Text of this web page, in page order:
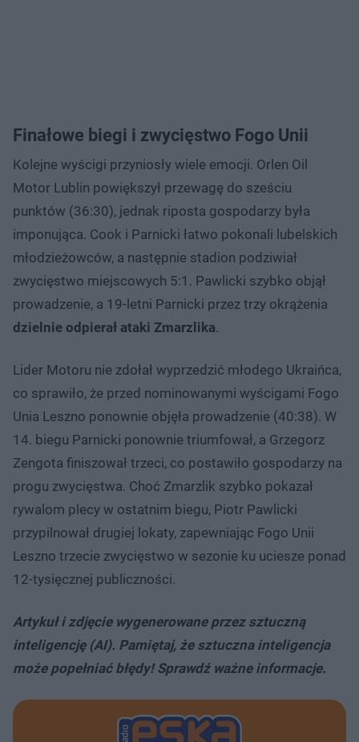
Finałowe biegi i zwycięstwo Fogo Unii
Kolejne wyścigi przyniosły wiele emocji. Orlen Oil
Motor Lublin powiększył przewagę do sześciu
punktów (36:30), jednak riposta gospodarzy była
imponująca. Cook i Parnicki łatwo pokonali lubelskich
młodzieżowców, a następnie stadion podziwiał
zwycięstwo miejscowych 5:1. Pawlicki szybko objął
prowadzenie, a 19-letni Parnicki przez trzy okrążenia
dzielnie odpierał ataki Zmarzlika.
Lider Motoru nie zdołał wyprzedzić młodego Ukraińca,
co sprawiło, że przed nominowanymi wyścigami Fogo
Unia Leszno ponownie objęła prowadzenie (40:38). W
14. biegu Parnicki ponownie triumfował, a Grzegorz
Zengota finiszował trzeci, co postawiło gospodarzy na
progu zwycięstwa. Choć Zmarzlik szybko pokazał
rywalom plecy w ostatnim biegu, Piotr Pawlicki
przypilnował drugiej lokaty, zapewniając Fogo Unii
Leszno trzecie zwycięstwo w sezonie ku uciesze ponad
12-tysięcznej publiczności.
Artykuł i zdjęcie wygenerowane przez sztuczną
inteligencję (AI). Pamiętaj, że sztuczna inteligencja
może popełniać błędy! Sprawdź ważne informacje.